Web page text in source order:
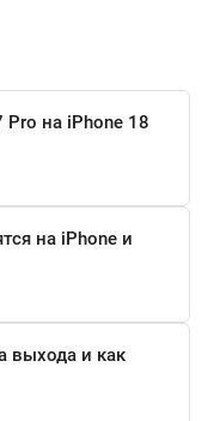
готов к работе.
минут, этот
любых условиях.
данных, а
устройства
просто смартфон, а
подчеркнет ваш
верным
новые
Pro на iPhone 18
на iPhone и
выхода и как